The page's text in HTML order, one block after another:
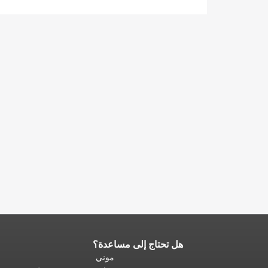
هل تحتاج إلى مساعدة؟
موني